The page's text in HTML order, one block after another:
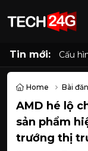
Tin mới:
Cấu
và giải
Home
Bài
AMD hé lộ
AMD hé lộ
sản phẩm
trướng thị